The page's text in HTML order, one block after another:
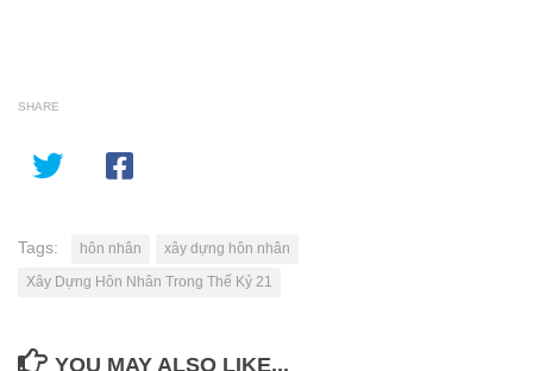
SHARE
Tags: hôn nhân
xây dựng hôn nhân
Xây Dựng Hôn Nhân Trong Thế Kỷ 21
YOU MAY ALSO LIKE...